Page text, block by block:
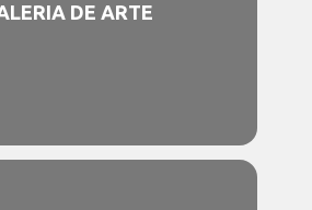
DE ARTE